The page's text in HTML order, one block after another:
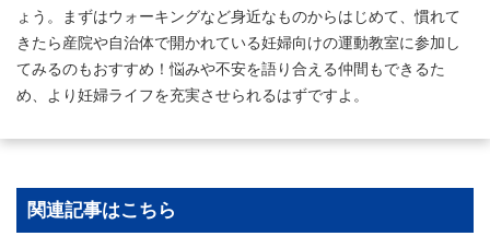
ょう。まずはウォーキングなど身近なものからはじめて、慣れて
きたら産院や自治体で開かれている妊婦向けの運動教室に参加し
てみるのもおすすめ！悩みや不安を語り合える仲間もできるた
め、より妊婦ライフを充実させられるはずですよ。
関連記事はこちら